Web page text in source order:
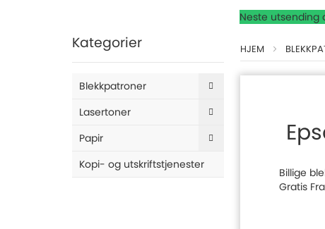
Neste utsending
HJEM
Billige
Gratis
Kategorier
Blekkpatroner
Lasertoner
Papir
Kopi- og utskriftstjenester